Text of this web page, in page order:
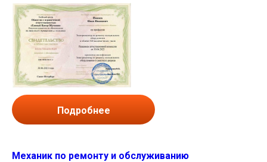
Подробнее
Механик по ремонту и обслуживанию